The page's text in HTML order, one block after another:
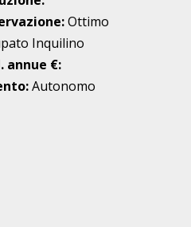
Ottimo
Inquilino
annue €:
Autonomo